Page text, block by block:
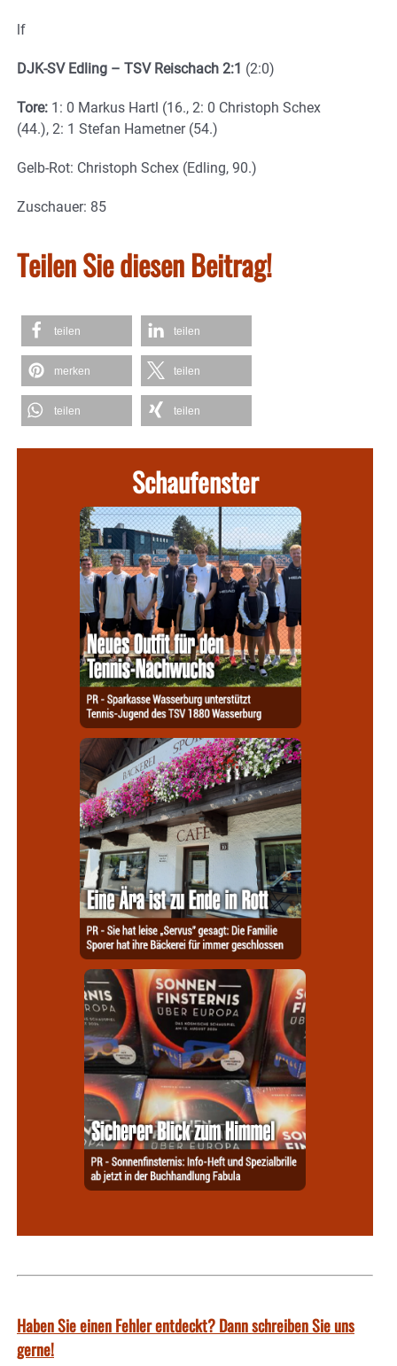
lf
DJK-SV Edling – TSV Reischach 2:1 (2:0)
Tore: 1: 0 Markus Hartl (16., 2: 0 Christoph Schex
(44.), 2: 1 Stefan Hametner (54.)
Gelb-Rot: Christoph Schex (Edling, 90.)
Zuschauer: 85
Teilen Sie diesen Beitrag!
teilen teilen
merken teilen
teilen teilen
Schaufenster
Haben Sie einen Fehler entdeckt? Dann schreiben Sie uns
gerne!